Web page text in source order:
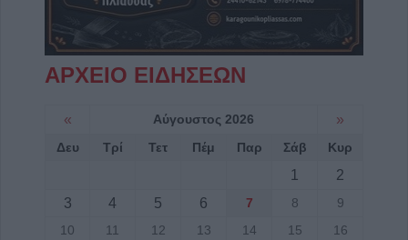
ΑΡΧΕΙΟ ΕΙΔΗΣΕΩΝ
« Αύγουστος 2026 »
Δευ Τρί Τετ Πέμ Παρ Σάβ Κυρ
1
2
3
4 5 6 7 8
9
10
11 12 13 14 15
16